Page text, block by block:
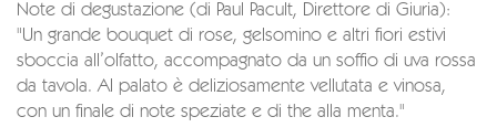
Note di degustazione (di Paul Pacult, Direttore di Giuria):
"Un grande bouquet di rose, gelsomino e altri fiori estivi
sboccia all’olfatto, accompagnato da un soffio di uva rossa
da tavola. Al palato è deliziosamente vellutata e vinosa,
con un finale di note speziate e di the alla menta."